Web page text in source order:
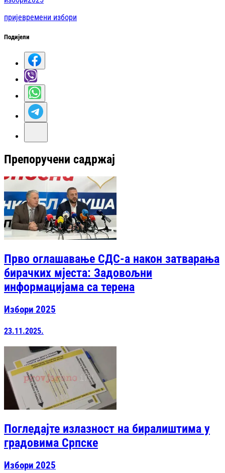
пријевремени избори
Подијели
Препоручени садржај
Прво оглашавање СДС-а након затварања
бирачких мјеста: Задовољни
информацијама са терена
Избори 2025
23.11.2025.
Погледајте излазност на биралиштима у
градовима Српске
Избори 2025